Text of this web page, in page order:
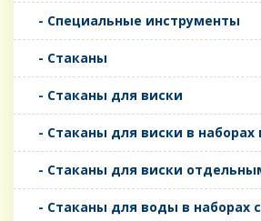
- Специальные инструменты
- Стаканы
- Стаканы для виски
- Стаканы для виски в наборах
- Стаканы для виски
- Стаканы для воды в наборах